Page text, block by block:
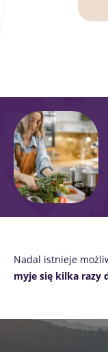
Nadal istnieje
myje się kilka razy